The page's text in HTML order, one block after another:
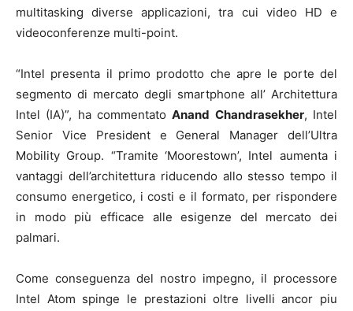
multitasking diverse applicazioni, tra cui video HD e
videoconferenze multi-point.
“Intel presenta il primo prodotto che apre le porte del
segmento di mercato degli smartphone all’ Architettura
Intel (IA)”, ha commentatoAnand Chandrasekher, Intel
Senior Vice President e General Manager dell’Ultra
Mobility Group. “Tramite ‘Moorestown’, Intel aumenta i
vantaggi dell’architettura riducendo allo stesso tempo il
consumo energetico, i costi e il formato, per rispondere
in modo più efficace alle esigenze del mercato dei
palmari.
Come conseguenza del nostro impegno, il processore
Intel Atom spinge le prestazioni oltre livelli ancor piu